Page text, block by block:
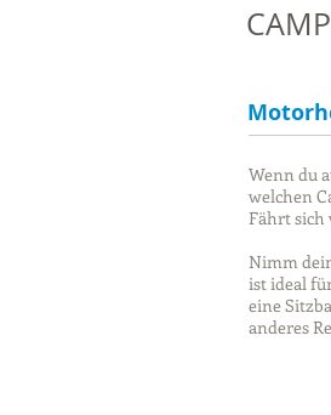
Wenn du
welchen
Fährt sich
Nimm
ist ideal
eine
anderes